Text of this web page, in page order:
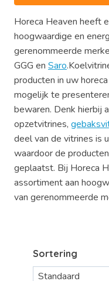
Horeca Heaven heeft
hoogwaardige en
gerenommeerde
GGG en Saro
producten in uw
mogelijk te
bewaren. Denk hierbij
opzetvitrines,
deel van de vitrines is
waardoor de
geplaatst. Bij Horeca
assortiment aan
van gerenommeerde
Sortering